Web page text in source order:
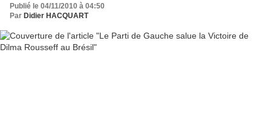
Publié le 04/11/2010 à 04:50
Par Didier HACQUART